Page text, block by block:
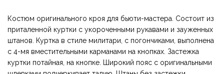
Костюм оригинального кроя для бьюти-мастера. Состоит из
приталенной куртки с укороченными рукавами и зауженных
штанов. Куртка в стиле милитари, с погончиками, выполнена
с 4-мя вместительными карманами на кнопках. Застежка
куртки потайная, на кнопке. Широкий пояс с оригинальными